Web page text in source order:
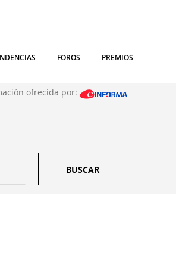
FOROS PREMIOS
ofrecida por:
BUSCAR